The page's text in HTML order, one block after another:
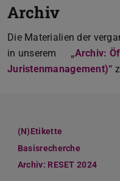
Archiv
Die Materialien der
in unserem
„Archiv:
Juristenmanagement)“
(N)Etikette
Basisrecherche
Archiv: RESET 2024